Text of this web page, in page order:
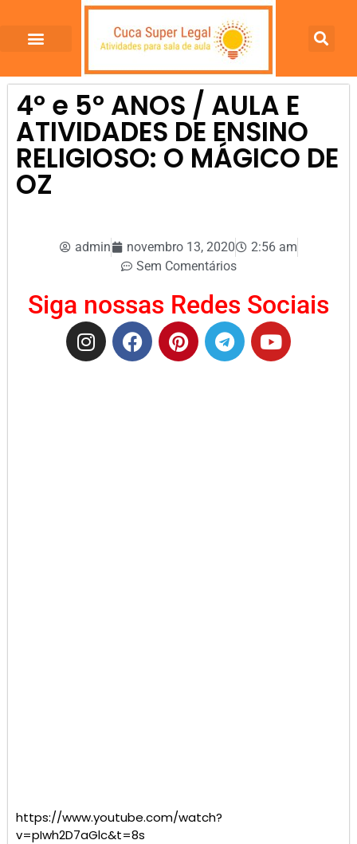
4º e 5º ANOS / AULA E
ATIVIDADES DE ENSINO
RELIGIOSO: O MÁGICO DE
OZ
admin novembro 13, 2020
2:56 am
Sem Comentários
Siga nossas Redes Sociais
https://www.youtube.com/watch?
v=pIwh2D7aGlc&t=8s